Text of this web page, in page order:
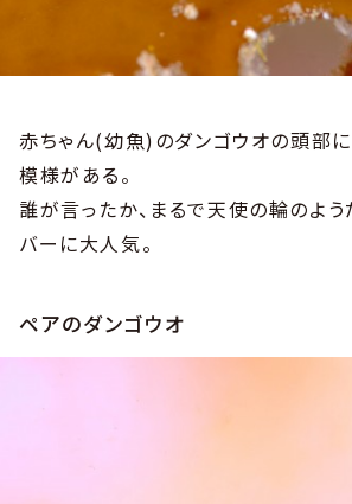
赤ちゃん(幼魚)のダンゴウオの頭部
模様がある。
誰が言ったか、まるで天使の輪のよう
バーに大人気。
ペアのダンゴウオ